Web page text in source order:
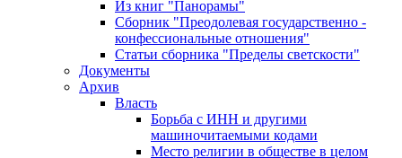
Из книг "Панорамы"
Сборник "Преодолевая государственно -
конфессиональные отношения"
Статьи сборника "Пределы светскости"
Документы
Архив
Власть
Борьба с ИНН и другими
машиночитаемыми кодами
Место религии в обществе в целом